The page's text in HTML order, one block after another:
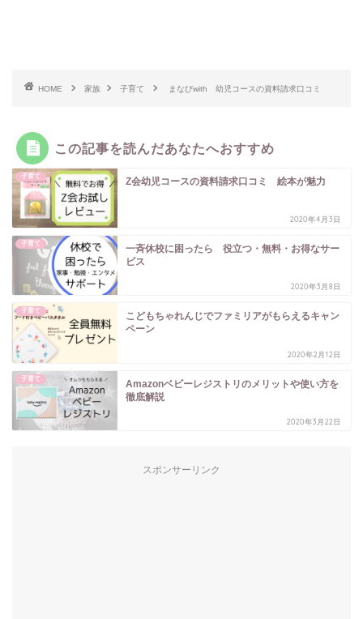
HOME 家族 子育て まなびwith 幼児コースの資料請求口コミ
この記事を読んだあなたへおすすめ
子育て Z会幼児コースの資料請求口コミ 絵本が魅力
2020年4月3日
子育て
一斉休校に困ったら 役立つ・無料・お得なサー
ビス
2020年3月8日
子育て
こどもちゃれんじでファミリアがもらえるキャン
ペーン
2020年2月12日
子育て
Amazonベビーレジストリのメリットや使い方を
徹底解説
2020年3月22日
スポンサーリンク